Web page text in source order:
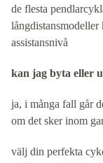
de flesta
långdistansmodeller
assistansnivå
kan jag byta eller
ja, i många fall går
om det sker inom
välj din perfekta